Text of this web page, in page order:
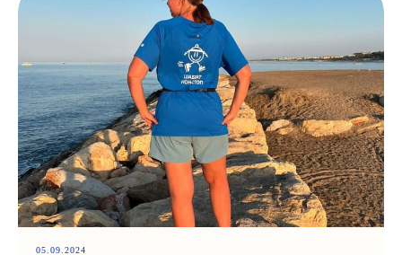
05.09.2024